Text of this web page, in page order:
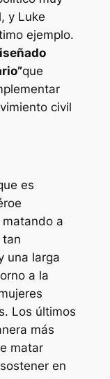
y Luke
ejemplo.
que
civil
es
a
tan
una larga
a la
Los últimos
más
matar
en